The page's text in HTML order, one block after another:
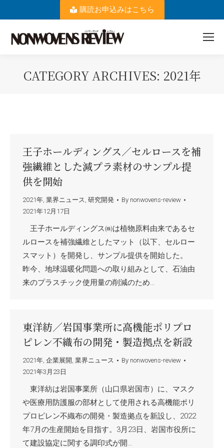
購読お申込みはこちら
CATEGORY ARCHIVES: 2021年
王子ホールディングス／セルロースを補
強繊維とした減プラ素材のサンプル提
供を開始
2021年, 業界ニュース, 研究開発 By nonwovens-review
2021年12月17日
王子ホールディングス㈱は植物原料由来であるセ
ルロースを補強繊維としたマット（以下、セルロー
スマット）を開発し、サンプル提供を開始した。
昨今、地球温暖化問題への取り組みとして、石油由
来のプラスチック使用量の削減のため…
東洋紡／岩国事業所に高機能ポリプロ
ピレン不織布の開発・製造拠点を新設
2021年, 企業展開 , 業界ニュース By nonwovens-review
2021年3月23日
東洋紡は岩国事業所（山口県岩国市）に、マスク
や医療用防護服の部材として使用される高機能ポリ
プロピレン不織布の開発・製造拠点を新設し、2022
年7月の生産開始を目指す。3月23日、岩国市役所に
て建設協定に関する調印式が開…